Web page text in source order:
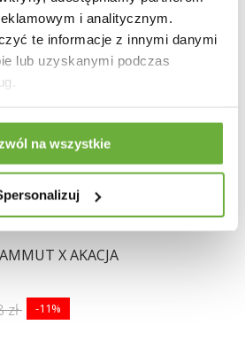
i analitycznym.
te informacje z innymi danymi
lub uzyskanymi podczas
na wszystkie
X AKACJA
zł -11%